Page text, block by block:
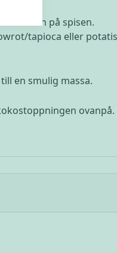
värmen på spisen.
tapioca eller
till en smulig massa.
ovanpå.